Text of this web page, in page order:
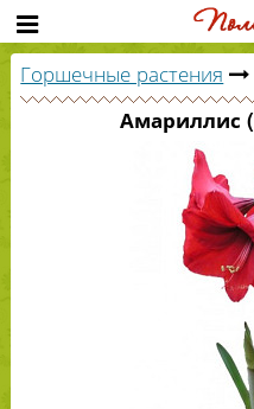
Горшечные растения
Амариллис